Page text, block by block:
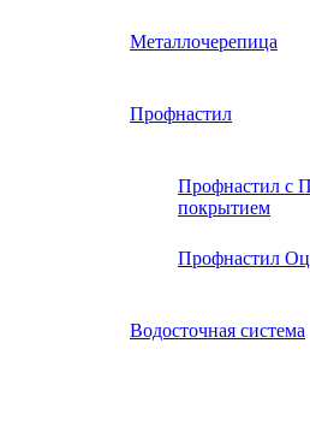
Металлочерепица
Профнастил
Профнастил с
покрытием
Профнастил
Водосточная система